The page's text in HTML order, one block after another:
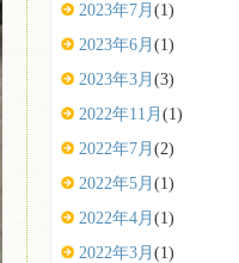
2023年7月 (1)
2023年6月 (1)
2023年3月 (3)
2022年11月 (1)
2022年7月 (2)
2022年5月 (1)
2022年4月 (1)
2022年3月 (1)